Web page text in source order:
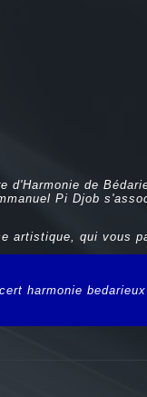
d'Harmonie de
Pi Djob
artistique, qui vous
harmonie bedarieux